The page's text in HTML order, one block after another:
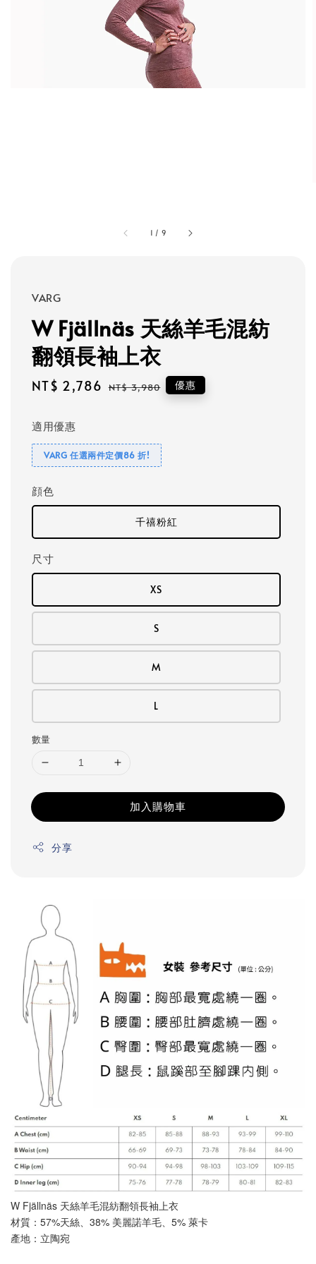
1 / 9
VARG
W Fjällnäs 天絲羊毛混紡
翻領長袖上衣
Sale
NT$ 2,786 Regular
NT$ 3,980 優惠
適用優惠
VARG 任選兩件定價86 折!
顔色
千禧粉紅
尺寸
XS
S
M
L
數量
加入購物車
分享
W Fjällnäs 天絲羊毛混紡翻領長袖上衣
材質：57%天絲、38% 美麗諾羊毛、5% 萊卡
產地：立陶宛